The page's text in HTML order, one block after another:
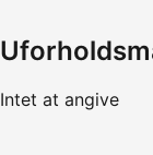
Intet at angive